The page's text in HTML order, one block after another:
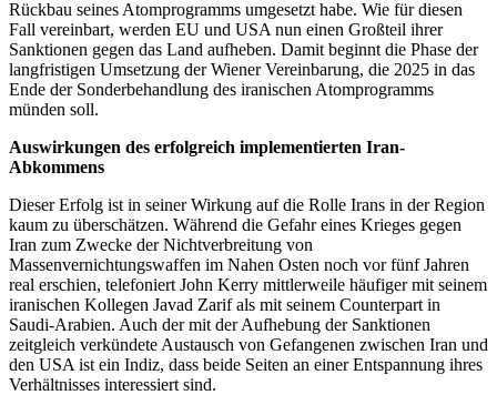
Rückbau seines Atomprogramms umgesetzt habe. Wie für diesen
Fall vereinbart, werden EU und USA nun einen Großteil ihrer
Sanktionen gegen das Land aufheben. Damit beginnt die Phase der
langfristigen Umsetzung der Wiener Vereinbarung, die 2025 in das
Ende der Sonderbehandlung des iranischen Atomprogramms
münden soll.
Auswirkungen des erfolgreich implementierten Iran-
Abkommens
Dieser Erfolg ist in seiner Wirkung auf die Rolle Irans in der Region
kaum zu überschätzen. Während die Gefahr eines Krieges gegen
Iran zum Zwecke der Nichtverbreitung von
Massenvernichtungswaffen im Nahen Osten noch vor fünf Jahren
real erschien, telefoniert John Kerry mittlerweile häufiger mit seinem
iranischen Kollegen Javad Zarif als mit seinem Counterpart in
Saudi-Arabien. Auch der mit der Aufhebung der Sanktionen
zeitgleich verkündete Austausch von Gefangenen zwischen Iran und
den USA ist ein Indiz, dass beide Seiten an einer Entspannung ihres
Verhältnisses interessiert sind.